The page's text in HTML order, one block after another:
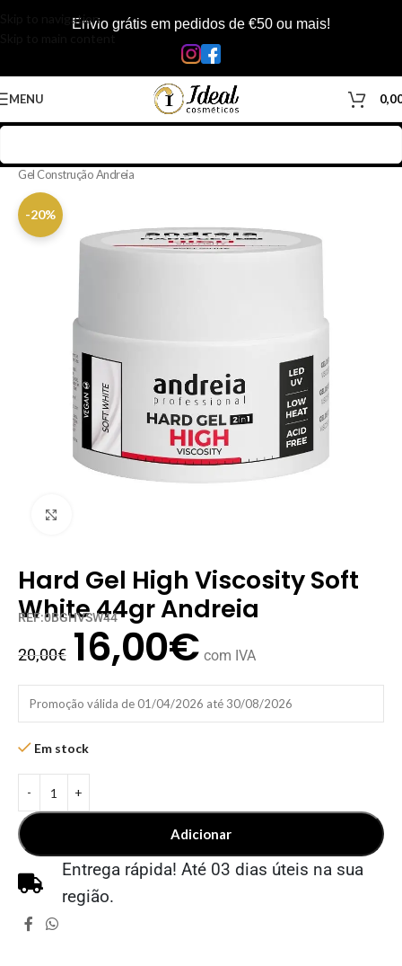
Skip to navigationEnvio grátis em pedidos de €50 ou mais!
MENU
Gel Construção Andreia
-20%
Hard Gel High Viscosity Soft
White 44gr Andreia
REF:0BGHVSW44
20,00€ 16,00€ com IVA
Promoção válida de 01/04/2026 até 30/08/2026
Em stock
Adicionar
Entrega rápida! Até 03 dias úteis na sua
região.